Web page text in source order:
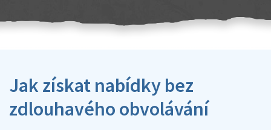
Jak získat nabídky bez
zdlouhavého obvolávání